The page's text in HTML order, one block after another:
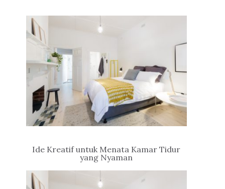
Ide Kreatif untuk Menata Kamar Tidur
yang Nyaman